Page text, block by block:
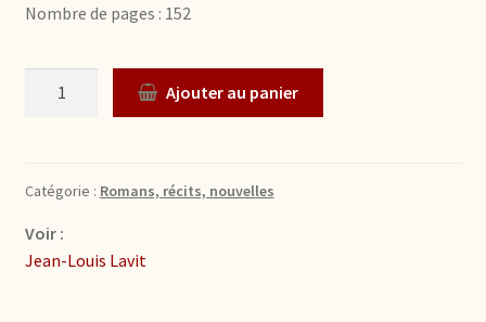
Nombre de pages : 152
Quantité Ajouter au panier
Catégorie : Romans, récits, nouvelles
Voir :
Jean-Louis Lavit